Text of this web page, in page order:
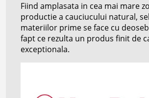
Fiind amplasata in cea mai mare
productie a cauciucului natural,
materiilor prime se face cu
fapt ce rezulta un produs finit de
exceptionala.